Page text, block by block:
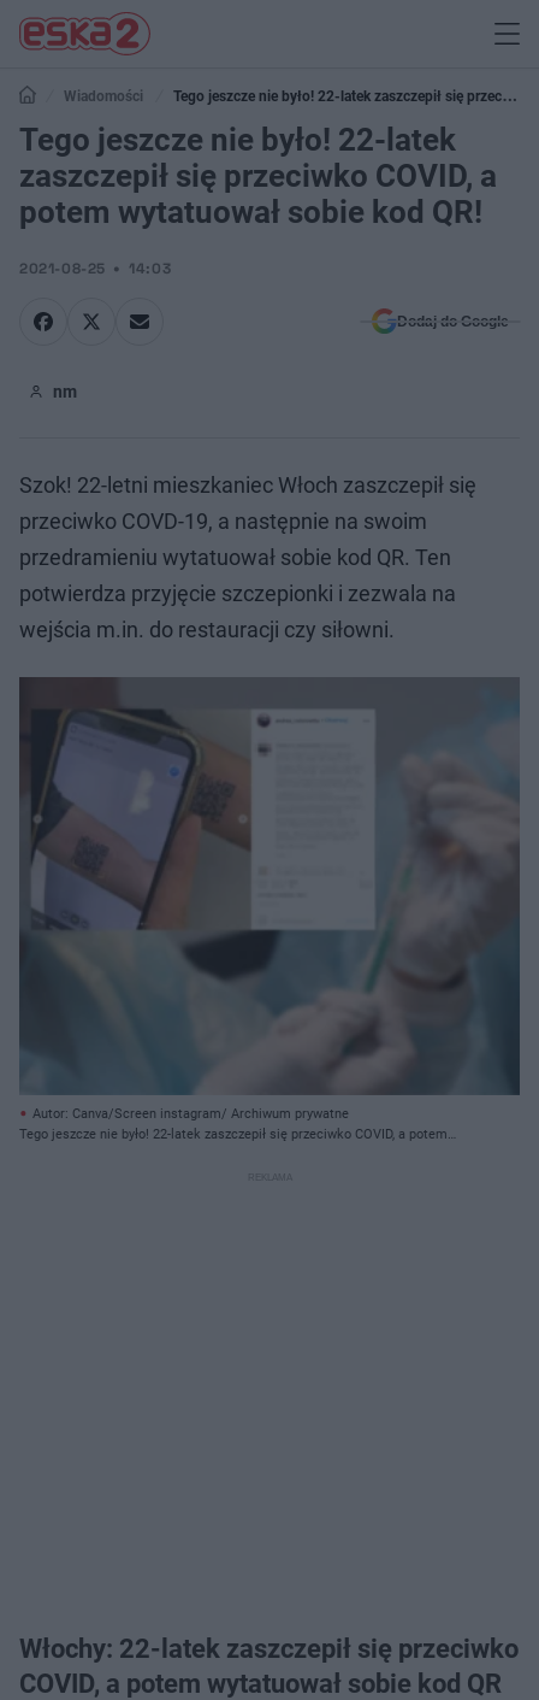
Wiadomości
Tego jeszcze nie było! 22-latek zaszczepił się przeciwko
COVID, a potem wytatuował sobie kod QR!
Tego jeszcze nie było! 22-latek
zaszczepił się przeciwko COVID, a
potem wytatuował sobie kod QR!
2021-08-25 14:03
Dodaj do Google
nm
Szok! 22-letni mieszkaniec Włoch zaszczepił się
przeciwko COVD-19, a następnie na swoim
przedramieniu wytatuował sobie kod QR. Ten
potwierdza przyjęcie szczepionki i zezwala na
wejścia m.in. do restauracji czy siłowni.
Autor: Canva/Screen instagram/ Archiwum prywatne
Tego jeszcze nie było! 22-latek zaszczepił się przeciwko COVID, a potem
Włochy: 22-latek zaszczepił się przeciwko
COVID, a potem wytatuował sobie kod QR